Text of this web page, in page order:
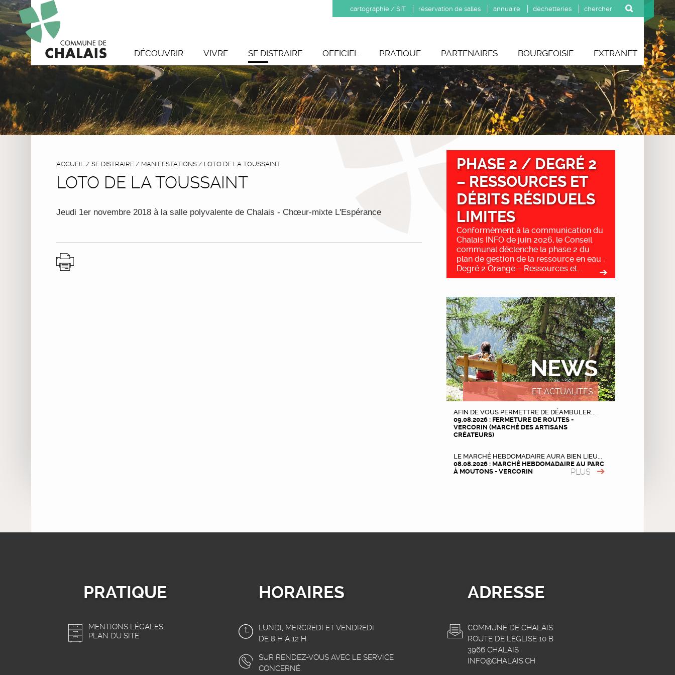
cartographie / SIT réservation de salles annuaire déchetteries
DÉCOUVRIR VIVRE SE DISTRAIRE OFFICIEL PRATIQUE PARTENAIRES BOURGEOISIE EXTRANET
ACCUEIL / SE DISTRAIRE / MANIFESTATIONS / LOTO DE LA TOUSSAINT
LOTO DE LA TOUSSAINT
Jeudi 1er novembre 2018 à la salle polyvalente de Chalais - Chœur-mixte L'Espérance
PHASE 2 / DEGRÉ 2
– RESSOURCES ET
DÉBITS RÉSIDUELS
LIMITES
Conformément à la communication du
Chalais INFO de juin 2026, le Conseil
communal déclenche la phase 2 du
plan de gestion de la ressource en eau :
Degré 2 Orange – Ressources et...
NEWS
ET ACTUALITÉS
AFIN DE VOUS PERMETTRE DE DÉAMBULER...
09.08.2026 : FERMETURE DE ROUTES -
VERCORIN (MARCHÉ DES ARTISANS
CRÉATEURS)
LE MARCHÉ HEBDOMADAIRE AURA BIEN LIEU...
08.08.2026 : MARCHÉ HEBDOMADAIRE AU PARC
À MOUTONS - VERCORIN
PLUS
PRATIQUE
MENTIONS LÉGALES
PLAN DU SITE
HORAIRES
LUNDI, MERCREDI ET VENDREDI
DE 8 H À 12 H.
SUR RENDEZ-VOUS AVEC LE SERVICE
CONCERNÉ.
ADRESSE
COMMUNE DE CHALAIS
ROUTE DE L'EGLISE 10 B
3966 CHALAIS
INFO@CHALAIS.CH